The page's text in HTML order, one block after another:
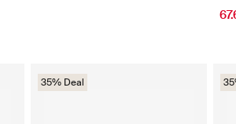
35% Deal